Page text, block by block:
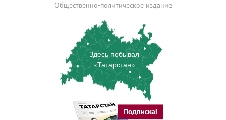
Общественно-политическое издание
Здесь побывал
«Татарстан»